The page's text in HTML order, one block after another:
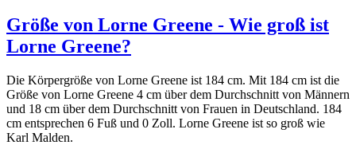
Größe von Lorne Greene - Wie groß ist
Lorne Greene?
Die Körpergröße von Lorne Greene ist 184 cm. Mit 184 cm ist die
Größe von Lorne Greene 4 cm über dem Durchschnitt von Männern
und 18 cm über dem Durchschnitt von Frauen in Deutschland. 184
cm entsprechen 6 Fuß und 0 Zoll. Lorne Greene ist so groß wie
Karl Malden.